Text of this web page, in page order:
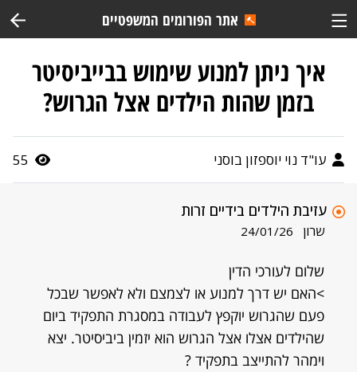
אתר הפורומים המשפטיים
איך ניתן למנוע שימוש בבייביסיטר
בזמן שהות הילדים אצל הגרוש?
עו"ד נוי יוספזון בוסני 55
עזיבת הילדים בידיים זרות
שרון 24/01/26
שלום לעורכי הדין
>האם יש דרך למנוע או לצמצם ולא לאפשר שבכל
פעם שהגרוש יוקפץ לעבודה במסגרת התפקיד ביום
שהילדים אצלו אצל הגרוש הוא יזמין ביביסיטר. יצא
וימהר להתייצב בתפקיד ?